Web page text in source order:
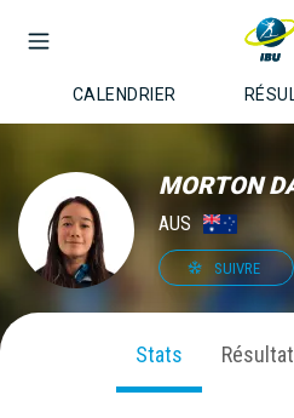
CALENDRIER
MORTON
AUS
SUIVRE
Stats